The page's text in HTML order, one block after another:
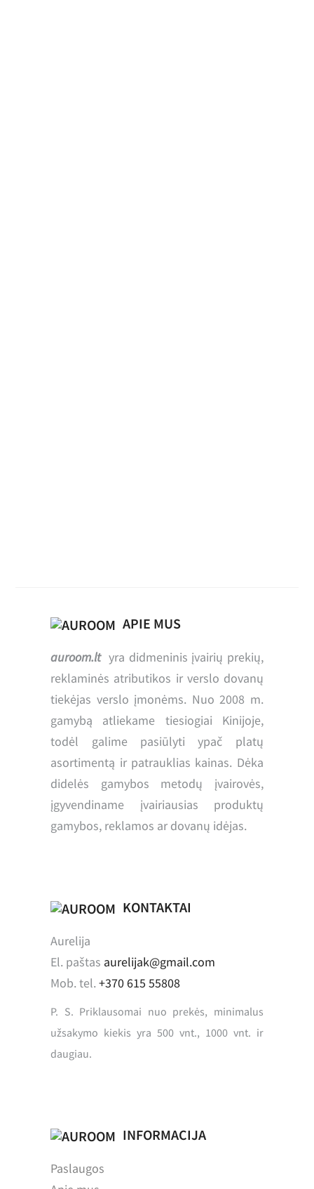
APIE MUS
auroom.ltyra didmeninis įvairių prekių,
reklaminės atributikos ir verslo dovanų
tiekėjas verslo įmonėms. Nuo 2008 m.
gamybą atliekame tiesiogiai Kinijoje,
todėl galime pasiūlyti ypač platų
asortimentą ir patrauklias kainas. Dėka
didelės gamybos metodų įvairovės,
įgyvendiname įvairiausias produktų
gamybos, reklamos ar dovanų idėjas.
KONTAKTAI
Aurelija
El. paštas aurelijak@gmail.com
Mob. tel.+370 615 55808
P. S. Priklausomai nuo prekės, minimalus
užsakymo kiekis yra 500 vnt., 1000 vnt. ir
daugiau.
INFORMACIJA
Paslaugos